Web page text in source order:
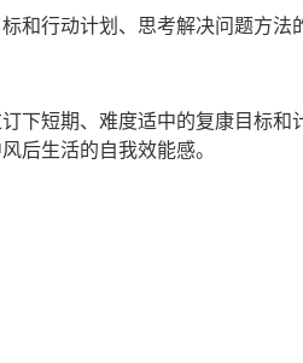
行动计划、思考解决问题方
短期、难度适中的复康目标
后生活的自我效能感。